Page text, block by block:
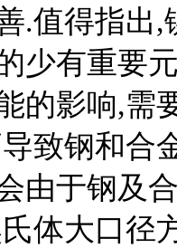
.值得指出
少有重要
的影响,需
致钢和合
由于钢及
体大口径